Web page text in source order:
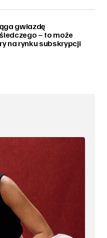
gwiazdę
– to może
na rynku subskrypcji